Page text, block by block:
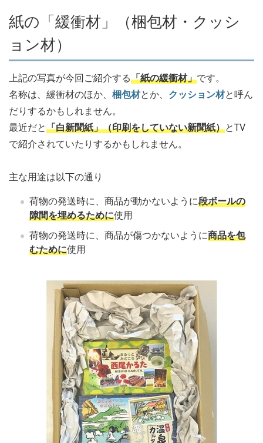
紙の「緩衝材」（梱包材・クッシ
ョン材）
上記の写真が今回ご紹介する「紙の緩衝材」です。
名称は、緩衝材のほか、 梱包材とか、 クッション材と呼ん
だりするかもしれません。
最近だと「白新聞紙」（印刷をしていない新聞紙）とTV
で紹介されていたりするかもしれません。
主な用途は以下の通り
荷物の発送時に、商品が動かないように段ボールの
隙間を埋めるために使用
荷物の発送時に、商品が傷つかないように商品を包
むために使用